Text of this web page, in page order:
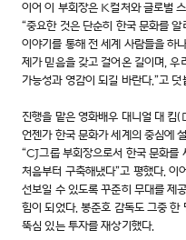
이어 이 부회장은 K컬처와 글로벌
“중요한 것은 단순히 한국 문화를
이야기를 통해 전 세계 사람들을 하
제가 믿음을 갖고 걸어온 길이며, 우
가능성과 영감이 되길 바란다.”고 덧
진행을 맡은 영화배우 대니얼 대
언젠가 한국 문화가 세계의 중심에
“CJ그룹 부회장으로서 한국 문화를
처음부터 구축해냈다”고 평했다. 이
선보일 수 있도록 꾸준히 무대를 제
힘이 되었다. 봉준호 감독도 그중
뚝심 있는 투자를 재상기했다.